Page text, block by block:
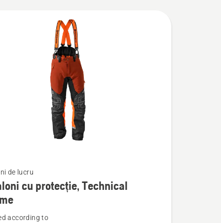
de lucru
cu protecție, Technical
according to